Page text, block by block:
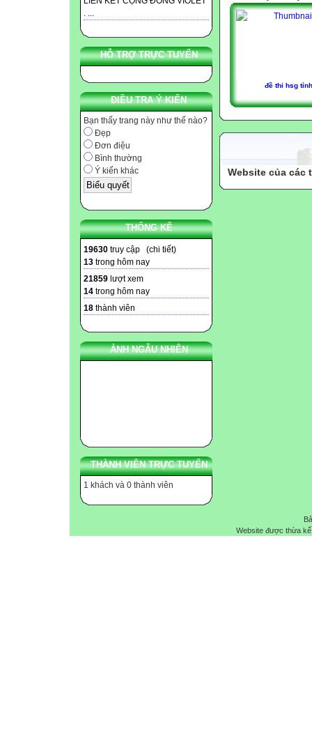
. ...
HỖ TRỢ TRỰC TUYẾN
ĐIỀU TRA Ý KIẾN
Bạn thấy trang này như thế nào?
Đẹp
Đơn điệu
Bình thường
Ý kiến khác
THỐNG KÊ
19630 truy cập (chi tiết)
13 trong hôm nay
21859 lượt xem
14 trong hôm nay
18 thành viên
ẢNH NGẪU NHIÊN
THÀNH VIÊN TRỰC TUYẾN
1 khách và 0 thành viên
đề thi hsg tỉnh
Website của các
Website được thừa